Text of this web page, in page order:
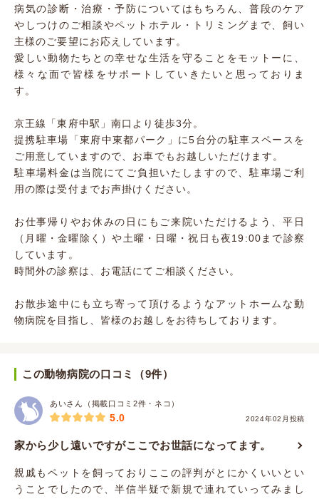
病気の診断・治療・予防についてはもちろん、普段のケア
やしつけのご相談やペットホテル・トリミングまで、飼い
主様のご要望にお応えしています。
愛しい動物たちとの幸せな生活を守ることをモットーに、
様々な面で皆様をサポートしていきたいと思っておりま
す。
京王線「東府中駅」南口より徒歩3分。
提携駐車場「東府中東都パーク」に5台分の駐車スペースを
ご用意していますので、お車でもお越しいただけます。
駐車場料金は当院にてご負担いたしますので、駐車場ご利
用の際は受付までお声掛けください。
お仕事帰りやお休みの日にもご来院いただけるよう、平日
（月曜・金曜除く）や土曜・日曜・祝日も夜19:00まで診察
しています。
時間外の診察は、お電話にてご相談ください。
お散歩途中にも立ち寄って頂けるようなアットホームな動
物病院を目指し、皆様のお越しをお待ちしております。
この動物病院の口コミ（9件）
あいさん（掲載口コミ2件・ネコ）
2024年02月投稿
5.0
家から少し遠いですがここでお世話になってます。
親戚もペットを飼っておりここの評判がとにかくいいとい
うことでしたので、半信半疑で新規で連れていってみまし